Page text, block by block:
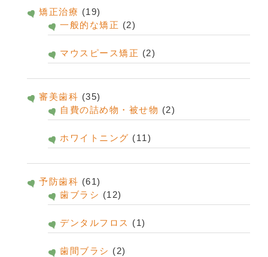
矯正治療 (19)
一般的な矯正 (2)
マウスピース矯正 (2)
審美歯科 (35)
自費の詰め物・被せ物 (2)
ホワイトニング (11)
予防歯科 (61)
歯ブラシ (12)
デンタルフロス (1)
歯間ブラシ (2)